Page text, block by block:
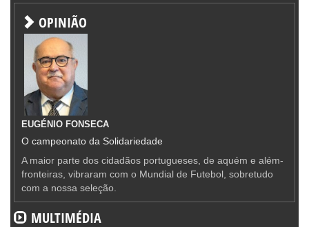
OPINIÃO
EUGÉNIO FONSECA
O campeonato da Solidariedade
A maior parte dos cidadãos portugueses, de aquém e além-
fronteiras, vibraram com o Mundial de Futebol, sobretudo
com a nossa seleção.
MULTIMÉDIA